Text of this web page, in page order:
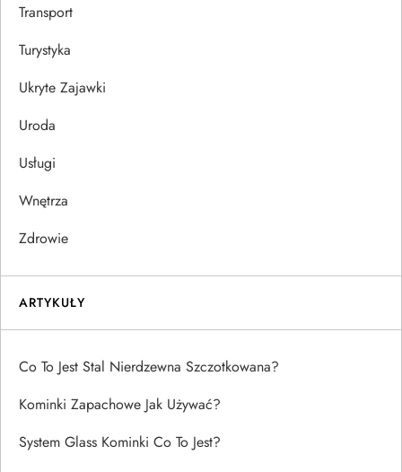
Transport
Turystyka
Ukryte Zajawki
Uroda
Usługi
Wnętrza
Zdrowie
ARTYKUŁY
Co To Jest Stal Nierdzewna Szczotkowana?
Kominki Zapachowe Jak Używać?
System Glass Kominki Co To Jest?